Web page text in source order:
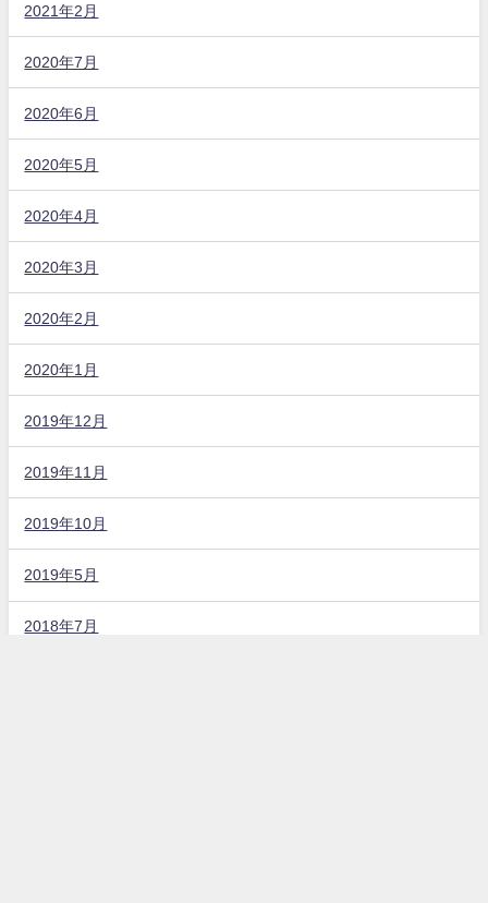
2021年2月
2020年7月
2020年6月
2020年5月
2020年4月
2020年3月
2020年2月
2020年1月
2019年12月
2019年11月
2019年10月
2019年5月
2018年7月